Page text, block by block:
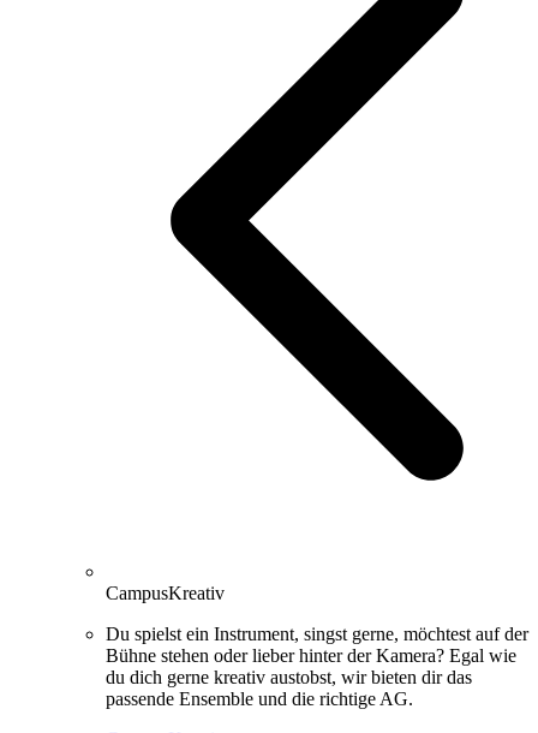
CampusKreativ
Du spielst ein Instrument, singst gerne, möchtest auf der
Bühne stehen oder lieber hinter der Kamera? Egal wie
du dich gerne kreativ austobst, wir bieten dir das
passende Ensemble und die richtige AG.